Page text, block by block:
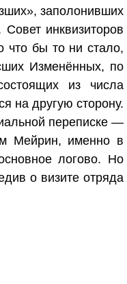
заполонивших
инквизиторов
что бы то ни стало,
Изменённых, по
из числа
на другую сторону.
переписке —
Мейрин, именно в
логово. Но
о визите отряда